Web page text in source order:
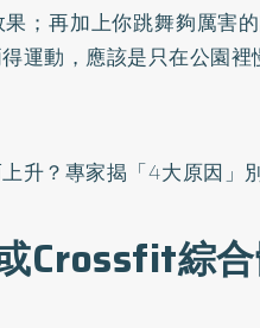
；再加上你跳舞夠厲害
運動，應該是只在公園裡
升？專家揭「4大原因」
Crossfit綜合